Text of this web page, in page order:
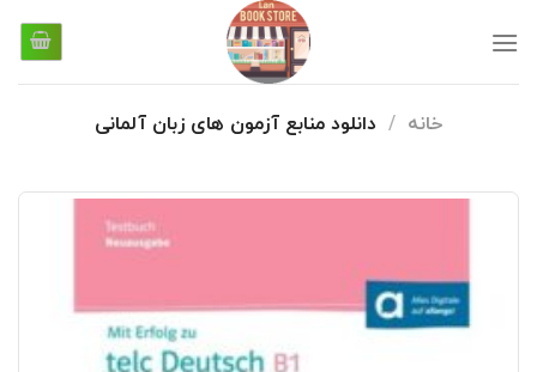
خانه / دانلود منابع آزمون های زبان آلمانی